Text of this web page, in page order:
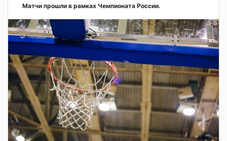
Матчи прошли в рамках Чемпионата России.